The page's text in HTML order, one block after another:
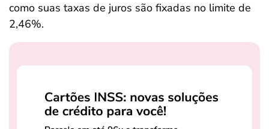
como suas taxas de juros são fixadas no limite de
2,46%.